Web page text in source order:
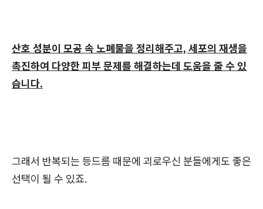
산호 성분이 모공 속 노폐물을 정리해주고, 세포의 재생을
촉진하여 다양한 피부 문제를 해결하는데 도움을 줄 수 있
습니다.
그래서 반복되는 등드름 때문에 괴로우신 분들에게도 좋은
선택이 될 수 있죠.